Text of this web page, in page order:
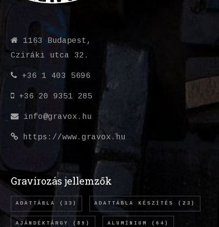
1163 Budapest,
Cziráki utca 32.
+36 1 403 5696
+36 20 9351 285
info@gravox.hu
https://www.gravox.hu
Gravírozás jellemzők
ADATTÁBLA (33) ADATTÁBLA KÉSZÍTÉS (23)
AJÁNDÉKTÁRGY (89) ALUMÍNIUM (64)